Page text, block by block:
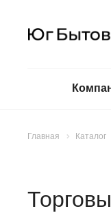
Главная Каталог